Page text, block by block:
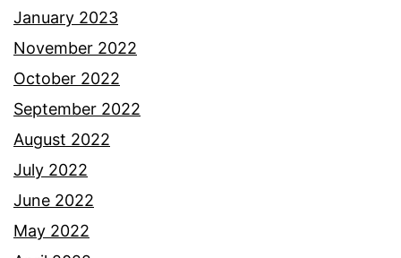
January 2023
November 2022
October 2022
September 2022
August 2022
July 2022
June 2022
May 2022